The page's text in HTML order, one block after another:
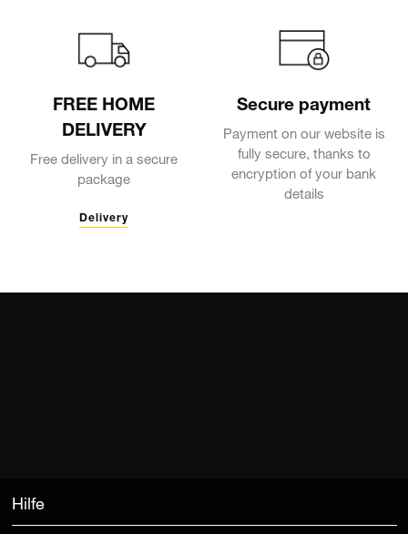
FREE HOME
DELIVERY
Free delivery in a secure
package
Delivery
Secure payment
Payment on our website is
fully secure, thanks to
encryption of your bank
details
Hilfe